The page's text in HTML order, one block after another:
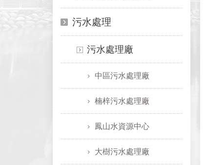
污水處理
污水處理廠
中區污水處理廠
楠梓污水處理廠
鳳山水資源中心
大樹污水處理廠